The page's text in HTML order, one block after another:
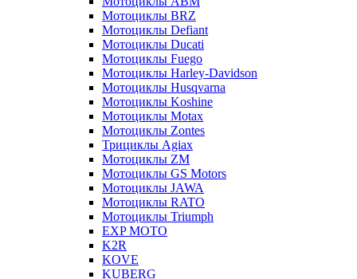
Мотоциклы BRZ
Мотоциклы Defiant
Мотоциклы Ducati
Мотоциклы Fuego
Мотоциклы Harley-Davidson
Мотоциклы Husqvarna
Мотоциклы Koshine
Мотоциклы Motax
Мотоциклы Zontes
Трициклы Agiax
Мотоциклы ZM
Мотоциклы GS Motors
Мотоциклы JAWA
Мотоциклы RATO
Мотоциклы Triumph
EXP MOTO
K2R
KOVE
KUBERG